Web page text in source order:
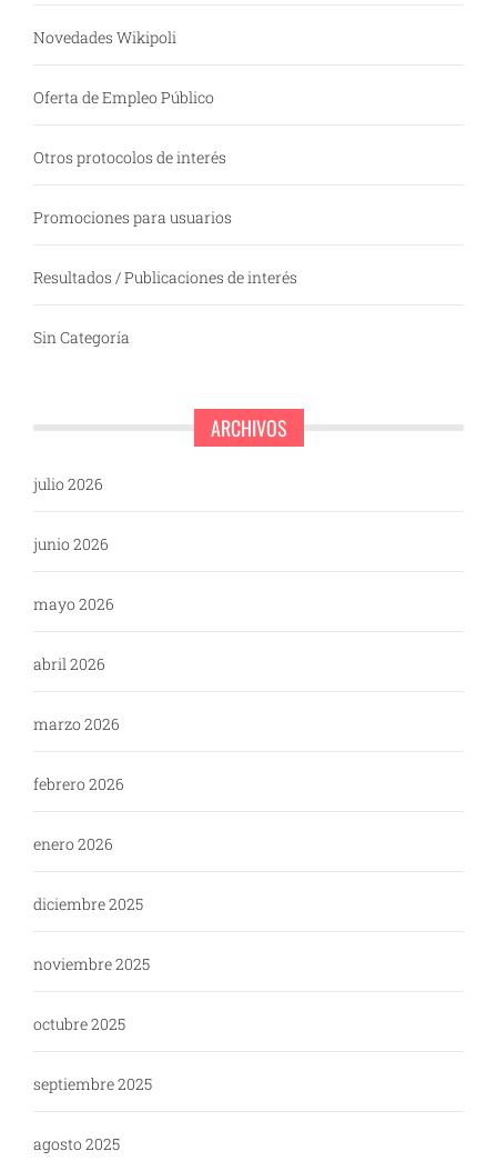
Novedades Wikipoli
Oferta de Empleo Público
Otros protocolos de interés
Promociones para usuarios
Resultados / Publicaciones de interés
Sin Categoría
ARCHIVOS
julio 2026
junio 2026
mayo 2026
abril 2026
marzo 2026
febrero 2026
enero 2026
diciembre 2025
noviembre 2025
octubre 2025
septiembre 2025
agosto 2025